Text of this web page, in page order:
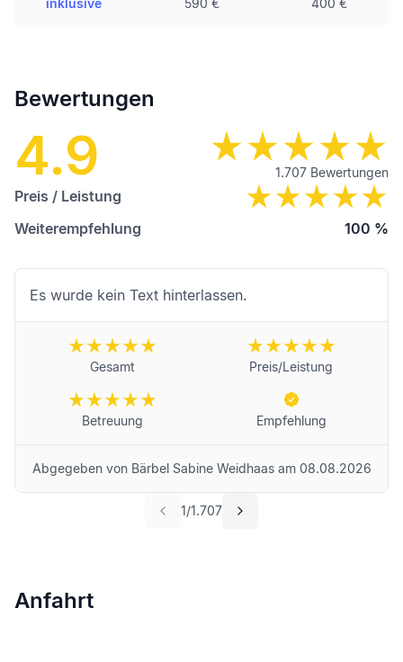
inklusive 590 € 400 €
Bewertungen
4.9 1.707 Bewertungen
Preis / Leistung
Weiterempfehlung
100 %
1/1.707
Es wurde kein Text hinterlassen.
Gesamt Preis/Leistung
Betreuung Empfehlung
Abgegeben von Bärbel Sabine Weidhaasam 08.08.2026
Anfahrt